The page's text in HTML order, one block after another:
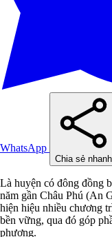
WhatsApp
Chia sẻ nhanh
Là huyện có đông đồng
năm gần Châu Phú (An
hiện hiệu nhiều chương
bền vững, qua đó góp
phương.